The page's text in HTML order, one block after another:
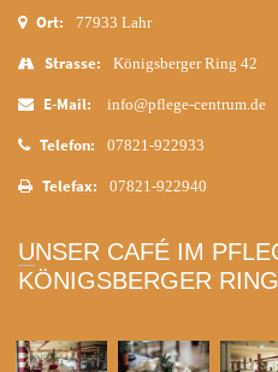
Ort: 77933 Lahr
Strasse: Königsberger Ring 42
E-Mail: info@pflege-centrum.de
Telefon: 07821-922933
Telefax: 07821-922940
UNSER CAFÉ IM PFLEGE-CENTRUM
KÖNIGSBERGER RING